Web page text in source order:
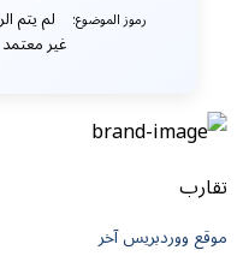
رموز الموضوع: لم يتم الرد
غير معتمد
تقارب
موقع ووردبريس آخر